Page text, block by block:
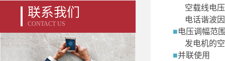
联系我们
CONTACT US
空载线电
电话谐波
■电压调幅范
发电机的
■并联使用